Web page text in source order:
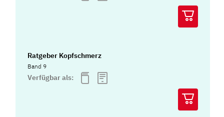
Ratgeber Kopfschmerz
Band 9
Verfügbar als: